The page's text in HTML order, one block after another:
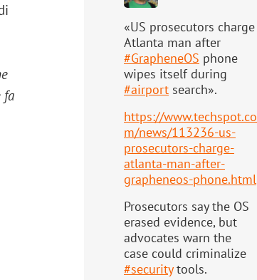
fa
«US prosecutors charge
Atlanta man after
#GrapheneOS phone
wipes itself during
#airport search».
https://www.techspot.co
m/news/113236-us-
prosecutors-charge-
atlanta-man-after-
grapheneos-phone.html
Prosecutors say the OS
erased evidence, but
advocates warn the
case could criminalize
#securitytools.